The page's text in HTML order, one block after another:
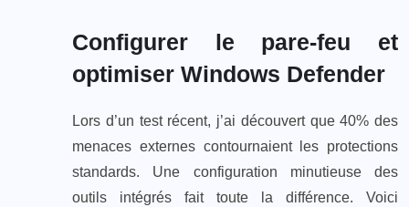
Configurer le pare-feu et
optimiser Windows Defender
Lors d’un test récent, j’ai découvert que 40% des
menaces externes contournaient les protections
standards. Une configuration minutieuse des
outils intégrés fait toute la différence. Voici